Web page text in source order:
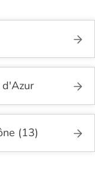
d'Azur
(13)